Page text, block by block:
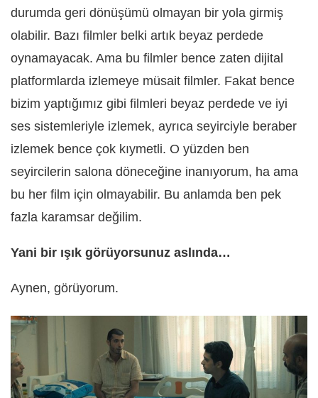
durumda geri dönüşümü olmayan bir yola girmiş
olabilir. Bazı filmler belki artık beyaz perdede
oynamayacak. Ama bu filmler bence zaten dijital
platformlarda izlemeye müsait filmler. Fakat bence
bizim yaptığımız gibi filmleri beyaz perdede ve iyi
ses sistemleriyle izlemek, ayrıca seyirciyle beraber
izlemek bence çok kıymetli. O yüzden ben
seyircilerin salona döneceğine inanıyorum, ha ama
bu her film için olmayabilir. Bu anlamda ben pek
fazla karamsar değilim.
Yani bir ışık görüyorsunuz aslında…
Aynen, görüyorum.